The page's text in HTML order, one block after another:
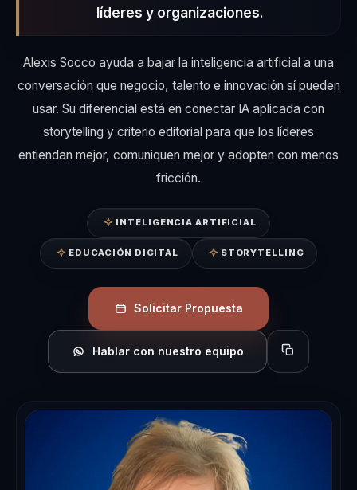
líderes y organizaciones.
Alexis Socco ayuda a bajar la inteligencia artificial a una
conversación que negocio, talento e innovación sí pueden
usar. Su diferencial está en conectar IA aplicada con
storytelling y criterio editorial para que los líderes
entiendan mejor, comuniquen mejor y adopten con menos
fricción.
INTELIGENCIA ARTIFICIAL
EDUCACIÓN DIGITAL STORYTELLING
Solicitar Propuesta
Hablar con nuestro equipo Copiar perfil